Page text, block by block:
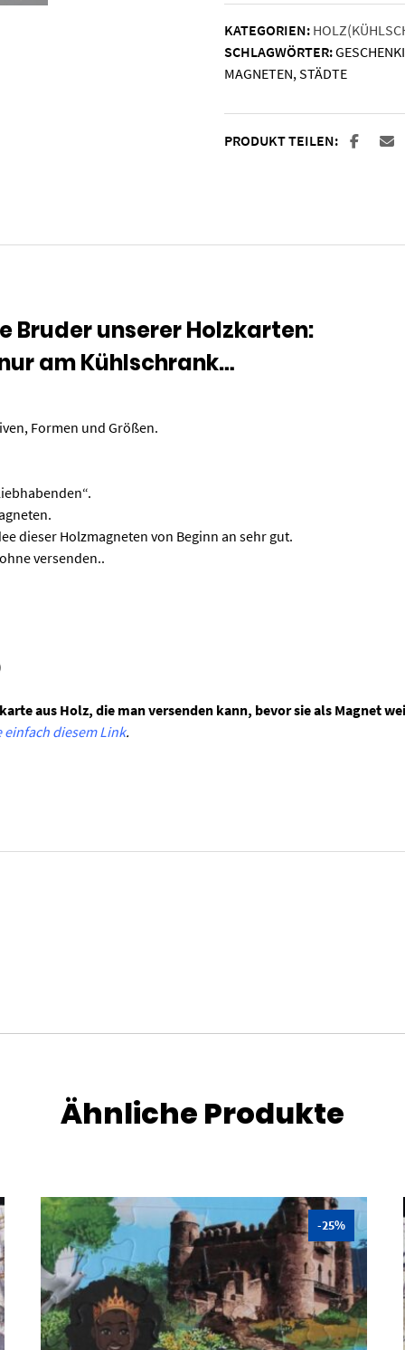
Landungsbrücken
Menge
KATEGORIEN:
SCHLAGWÖRTER:
MAGNETEN,STÄDTE
PRODUKT TEILEN:
Bruder unserer Holzkarten:
am Kühlschrank…
Formen und Größen.
dieser Holzmagneten von Beginn an sehr gut.
versenden..
aus Holz, die man versenden kann, bevor sie als Magnet
einfach diesem Link.
Ähnliche Produkte
-25%